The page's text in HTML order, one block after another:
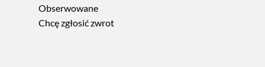
Obserwowane
Chcę zgłosić zwrot